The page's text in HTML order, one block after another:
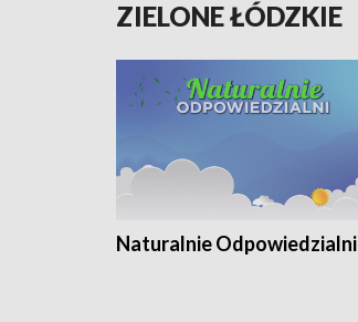
ZIELONE ŁÓDZKIE
Naturalnie Odpowiedzialni